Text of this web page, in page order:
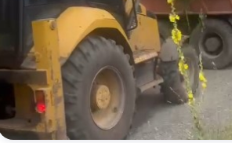
Владикавказ
Распоряжения, постановления
ОРВ и экспертиза НПА
Оценка деятельности органов
местного самоуправления